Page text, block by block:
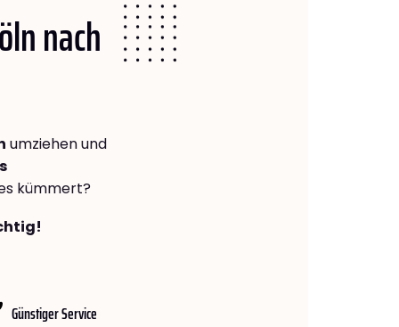
nach
umziehen und
kümmert?
Günstiger Service